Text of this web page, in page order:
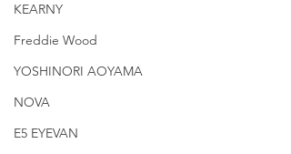
KEARNY
Freddie Wood
YOSHINORI AOYAMA
NOVA
E5 EYEVAN